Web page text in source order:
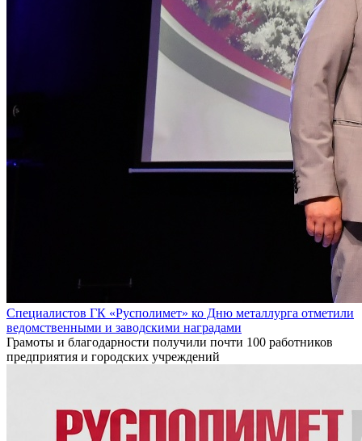
Специалистов ГК «Русполимет» ко Дню металлурга отметили
ведомственными и заводскими наградами
Грамоты и благодарности получили почти 100 работников
предприятия и городских учреждений